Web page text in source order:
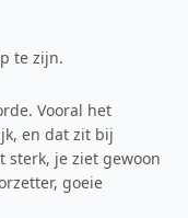
te zijn.
Vooral het
en dat zit bij
sterk, je ziet gewoon
goeie